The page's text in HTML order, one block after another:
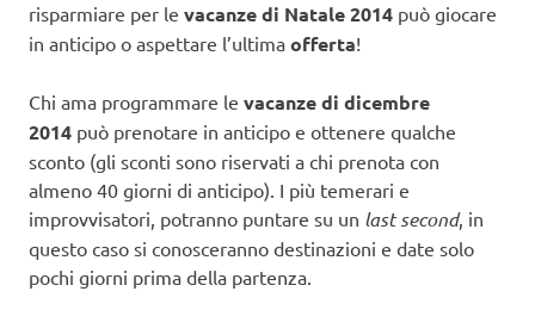
risparmiare per le vacanze di Natale 2014 può giocare
in anticipo o aspettare l’ultima offerta!
Chi ama programmare le vacanze di dicembre
2014 può prenotare in anticipo e ottenere qualche
sconto (gli sconti sono riservati a chi prenota con
almeno 40 giorni di anticipo). I più temerari e
improvvisatori, potranno puntare su un last second, in
questo caso si conosceranno destinazioni e date solo
pochi giorni prima della partenza.